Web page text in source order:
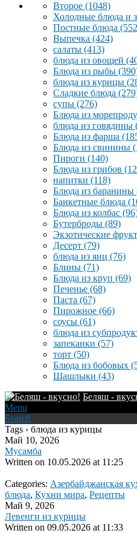
Второе (1048)
Холодные блюда и
Постные блюда
Выпечка (424)
салаты (413)
блюда из овощей
Блюда из рыбы
блюда из курицы
Сладкие блюда
супы (276)
Блюда из
блюда из говядины
Блюда из фарша
Блюда из свинины
Пироги (140)
Блюда из грибов
напитки (118)
Блюда из баранины
Банкетные блюда
Блюда из колбас
Бутерброды (89)
Экзотические
Десерт (79)
блюда из яиц (76)
Блины (71)
Блюда из круп (69)
Печенье (68)
Паста (67)
Пирожное (66)
соусы (61)
блюда из
запеканки (57)
торт (50)
Блюда из бобовых
Шашлыки (43)
Беляш -
Menu
Search
Tags › блюда из курицы
Май 10, 2026
Мусамба
Written on 10.05.2026 at 11:25
Categories: Азербайджанская
блюда, Кухни мира, Рецепты
Май 9, 2026
Левенги из курицы
Written on 09.05.2026 at 11:33